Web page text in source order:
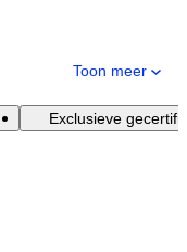
Toon meer
Exclusieve